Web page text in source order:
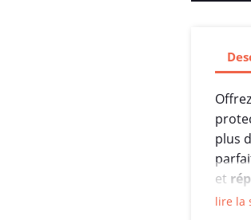
plus
et
une
lire la